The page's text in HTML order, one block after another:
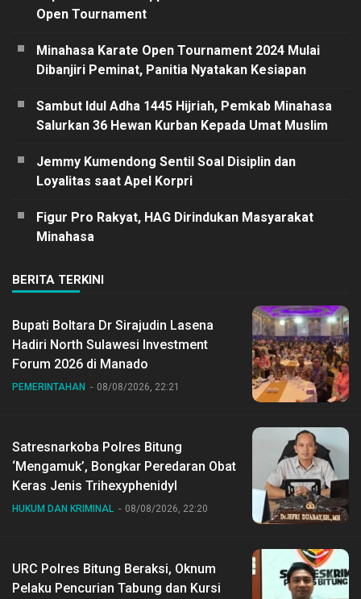
Open Tournament
Minahasa Karate Open Tournament 2024 Mulai
Dibanjiri Peminat, Panitia Nyatakan Kesiapan
Sambut Idul Adha 1445 Hijriah, Pemkab Minahasa
Salurkan 36 Hewan Kurban Kepada Umat Muslim
Jemmy Kumendong Sentil Soal Disiplin dan
Loyalitas saat Apel Korpri
Figur Pro Rakyat, HAG Dirindukan Masyarakat
Minahasa
BERITA TERKINI
Bupati Boltara Dr Sirajudin Lasena
Hadiri North Sulawesi Investment
Forum 2026 di Manado
PEMERINTAHAN 08/08/2026, 22:21
Satresnarkoba Polres Bitung
‘Mengamuk’, Bongkar Peredaran Obat
Keras Jenis Trihexyphenidyl
HUKUM DAN KRIMINAL 08/08/2026, 22:20
URC Polres Bitung Beraksi, Oknum
Pelaku Pencurian Tabung dan Kursi